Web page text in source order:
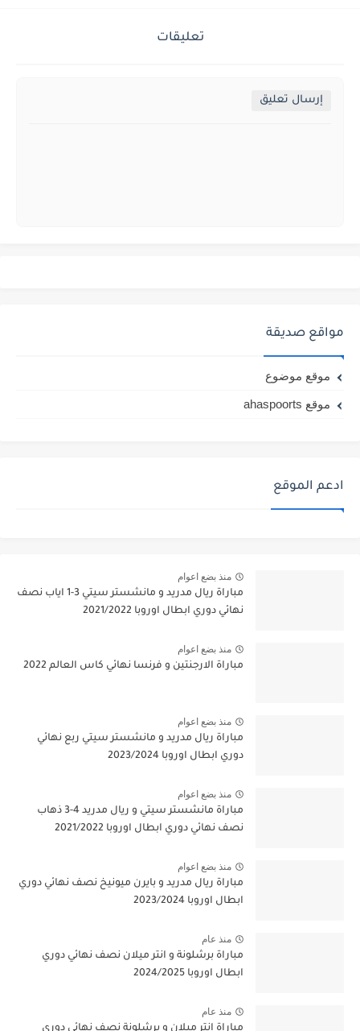
تعليقات
إرسال تعليق
مواقع صديقة
موقع موضوع
موقع ahaspoorts
ادعم الموقع
منذ بضع اعوام
مباراة ريال مدريد و مانشستر سيتي 3-1 اياب نصف
نهائي دوري ابطال اوروبا 2021/2022
منذ بضع اعوام
مباراة الارجنتين و فرنسا نهائي كاس العالم 2022
منذ بضع اعوام
مباراة ريال مدريد و مانشستر سيتي ربع نهائي
دوري ابطال اوروبا 2023/2024
منذ بضع اعوام
مباراة مانشستر سيتي و ريال مدريد 4-3 ذهاب
نصف نهائي دوري ابطال اوروبا 2021/2022
منذ بضع اعوام
مباراة ريال مدريد و بايرن ميونيخ نصف نهائي دوري
ابطال اوروبا 2023/2024
منذ عام
مباراة برشلونة و انتر ميلان نصف نهائي دوري
ابطال اوروبا 2024/2025
منذ عام
مباراة انتر ميلان و برشلونة نصف نهائي دوري